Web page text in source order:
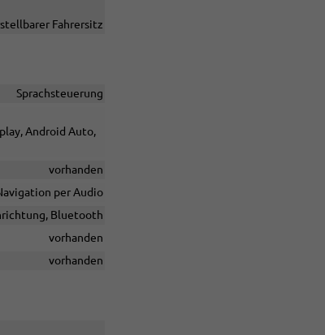
Fahrersitz
Sprachsteuerung
Android Auto,
vorhanden
per Audio
Bluetooth
vorhanden
vorhanden